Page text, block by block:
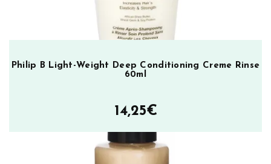
Philip B Light-Weight Deep Conditioning Creme Rinse
60ml
14,25€